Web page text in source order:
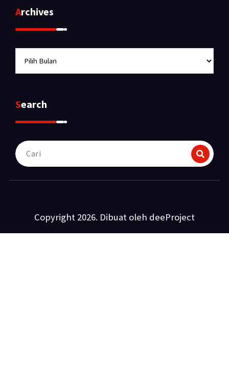
Archives
Search
Pencarian
untuk:
Copyright 2026. Dibuat oleh deeProject